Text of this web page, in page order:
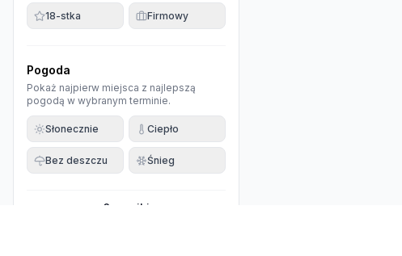
18-stka Firmowy
Pogoda
Pokaż najpierw miejsca z najlepszą
pogodą w wybranym terminie.
Słonecznie Ciepło
Bez deszczu Śnieg
0 wyniki